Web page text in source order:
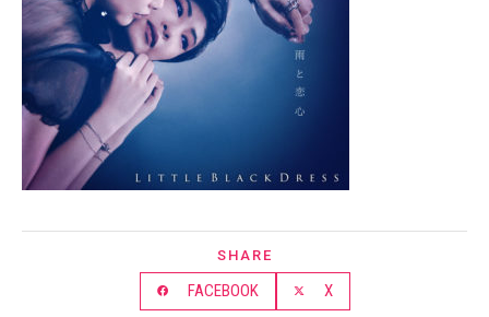
SHARE
FACEBOOK X